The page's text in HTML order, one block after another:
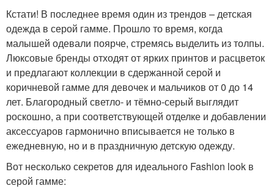
Кстати! В последнее время один из трендов – детская
одежда в серой гамме. Прошло то время, когда
малышей одевали поярче, стремясь выделить из толпы.
Люксовые бренды отходят от ярких принтов и расцветок
и предлагают коллекции в сдержанной серой и
коричневой гамме для девочек и мальчиков от 0 до 14
лет. Благородный светло- и тёмно-серый выглядит
роскошно, а при соответствующей отделке и добавлении
аксессуаров гармонично вписывается не только в
ежедневную, но и в праздничную детскую одежду.
Вот несколько секретов для идеального Fashion look в
серой гамме: